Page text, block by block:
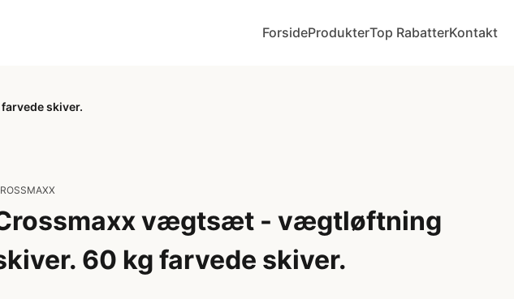
ForsideProdukterTop RabatterKontakt
skiver.
vægtsæt - vægtløftning
60 kg farvede skiver.